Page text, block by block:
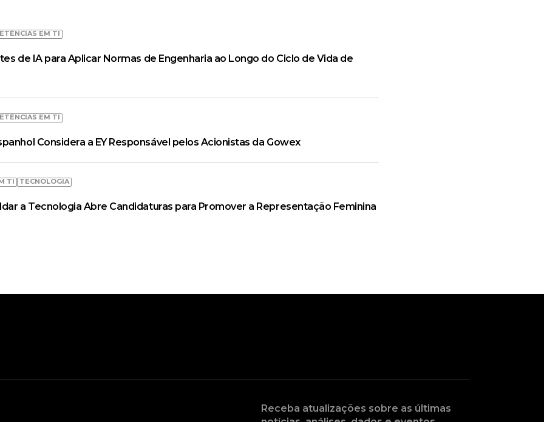
EM TI
de IA para Aplicar Normas de Engenharia ao Longo do Ciclo de Vida de
EM TI
Considera a EY Responsável pelos Acionistas da Gowex
TI TECNOLOGIA
a Tecnologia Abre Candidaturas para Promover a Representação Feminina
Receba atualizações sobre as últimas